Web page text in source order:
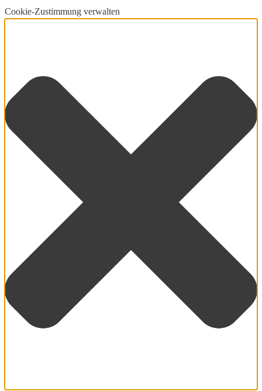
Cookie-Zustimmung verwalten